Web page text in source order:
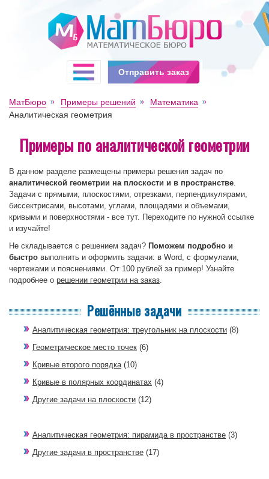
МатБюро Примеры решений
Математика
Аналитическая геометрия
Примеры по аналитической геометрии
В данном разделе размещены примеры решения задач по
аналитической геометрии на плоскости и в пространстве.
Задачи с прямыми, плоскостями, отрезками, перпендикулярами,
биссектрисами, высотами, углами, площадями и объемами,
кривыми и поверхностями - все тут. Переходите по нужной ссылке
и изучайте!
Не складывается с решением задач? Поможем подробно и
быстро выполнить и оформить задачи: в Word, с формулами,
чертежами и пояснениями. От 100 рублей за пример! Узнайте
подробнее о решении геометрии на заказ.
Решённые задачи
Аналитическая геометрия: треугольник на плоскости (8)
Геометрическое место точек (6)
Кривые второго порядка(10)
Кривые в полярных координатах (4)
Другие задачи на плоскости (12)
Аналитическая геометрия: пирамида в пространстве (3)
Другие задачи в пространстве (17)
Отправить заказ